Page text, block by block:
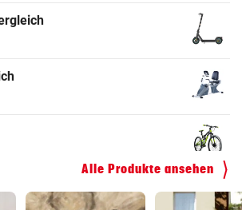
Alle Produkte ansehen